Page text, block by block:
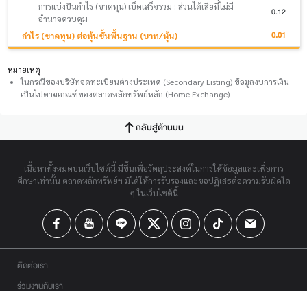
การแบ่งปันกำไร (ขาดทุน) เบ็ดเสร็จรวม : ส่วนได้เสียที่ไม่มี
อำนาจควบคุม
0.12
กำไร (ขาดทุน) ต่อหุ้นขั้นพื้นฐาน (บาท/หุ้น) 0.01
หมายเหตุ
ในกรณีของบริษัทจดทะเบียนต่างประเทศ (Secondary Listing) ข้อมูลงบการเงิน
เป็นไปตามเกณฑ์ของตลาดหลักทรัพย์หลัก (Home Exchange)
กลับสู่ด้านบน
เนื้อหาทั้งหมดบนเว็บไซต์นี้ มีขึ้นเพื่อวัตถุประสงค์ในการให้ข้อมูลและเพื่อการ
ศึกษาเท่านั้น ตลาดหลักทรัพย์ฯ มิได้ให้การรับรองและขอปฏิเสธต่อความรับผิดใด
ๆ ในเว็บไซต์นี้
ติดต่อเรา
ร่วมงานกับเรา